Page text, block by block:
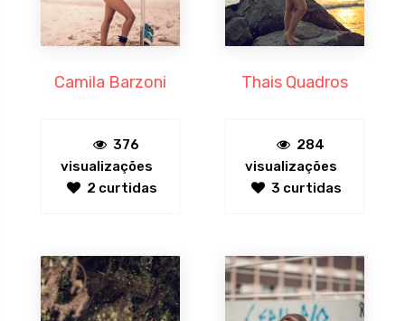
Camila Barzoni
376
visualizações
2 curtidas
Thais Quadros
284
visualizações
3 curtidas